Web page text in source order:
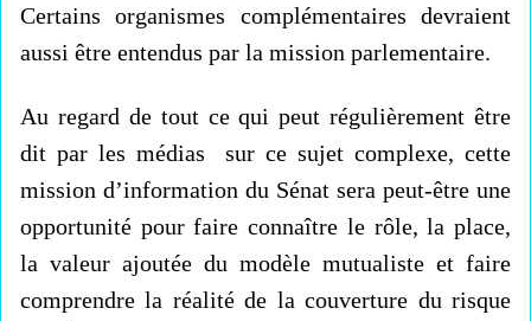
Certains organismes complémentaires devraient
aussi être entendus par la mission parlementaire.
Au regard de tout ce qui peut régulièrement être
dit par les médias sur ce sujet complexe, cette
mission d’information du Sénat sera peut-être une
opportunité pour faire connaître le rôle, la place,
la valeur ajoutée du modèle mutualiste et faire
comprendre la réalité de la couverture du risque